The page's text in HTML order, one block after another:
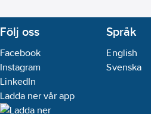
Följ oss
Facebook
Instagram
LinkedIn
Ladda ner vår app
Språk
English
Svenska